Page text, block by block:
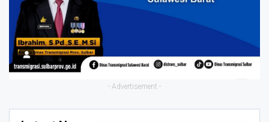
- Advertisement -